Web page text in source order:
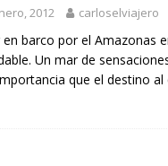
El barrio más castizo de
2012 carloselviajero
en barco por el Amazonas
Un mar de
que el destino